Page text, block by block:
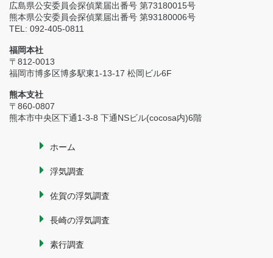
広島県公安委員会探偵業届出番号 第73180015号
熊本県公安委員会探偵業届出番号 第93180006号
TEL: 092-405-0811
福岡本社
〒812-0013
福岡市博多区博多駅東1-13-17 松岡ビル6F
熊本支社
〒860-0807
熊本市中央区下通1-3-8 下通NSビル(cocosa内)6階
ホーム
浮気調査
佐賀の浮気調査
長崎の浮気調査
素行調査